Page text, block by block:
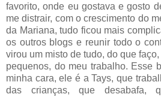
favorito, onde eu gostava e gosto
me distrair, com o crescimento do
da Mariana, tudo ficou mais
os outros blogs e reunir todo o
virou um misto de tudo, do que
pequenos, do meu trabalho. Esse
minha cara, ele é a Tays, que
das crianças, que